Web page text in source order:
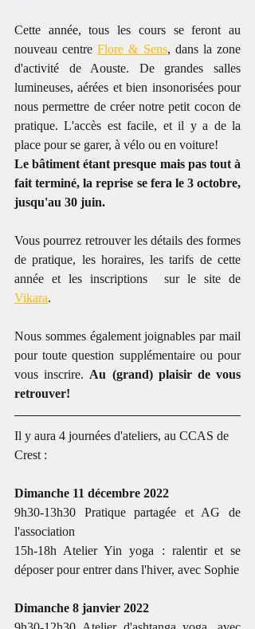
Cette année, tous les cours se feront au
nouveau centre Flore & Sens, dans la zone
d'activité de Aouste. De grandes salles
lumineuses, aérées et bien insonorisées pour
nous permettre de créer notre petit cocon de
pratique. L'accès est facile, et il y a de la
place pour se garer, à vélo ou en voiture!
Le bâtiment étant presque mais pas tout à
fait terminé, la reprise se fera le 3 octobre,
jusqu'au 30 juin.
Vous pourrez retrouver les détails des formes
de pratique, les horaires, les tarifs de cette
Vikara.
Nous sommes également joignables par mail
pour toute question supplémentaire ou pour
vous inscrire. Au (grand) plaisir de vous
retrouver!
Il y aura 4 journées d'ateliers, au CCAS de
Crest :
Dimanche 11 décembre 2022
9h30-13h30 Pratique partagée et AG de
l'association
15h-18h Atelier Yin yoga : ralentir et se
déposer pour entrer dans l'hiver, avec Sophie
Dimanche 8 janvier 2022